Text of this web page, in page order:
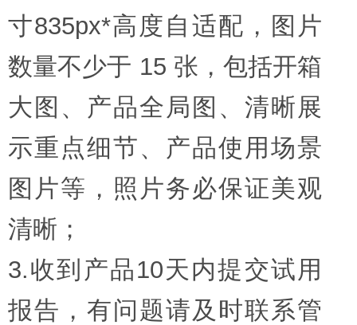
寸835px*高度自适配，图片
数量不少于 15 张，包括开箱
大图、产品全局图、清晰展
示重点细节、产品使用场景
图片等，照片务必保证美观
清晰；
3.收到产品10天内提交试用
报告，有问题请及时联系管